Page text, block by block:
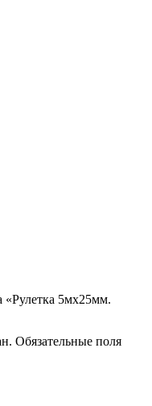
«Рулетка 5мx25мм.
Обязательные поля